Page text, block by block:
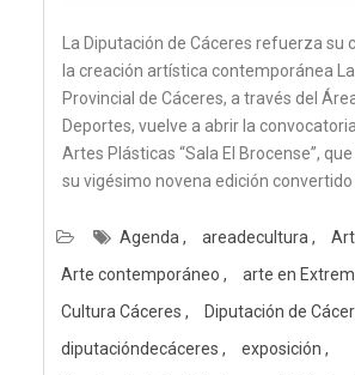
La Diputación de Cáceres refuerza su
la creación artística contemporánea
Provincial de Cáceres, a través del
Deportes, vuelve a abrir la
Artes Plásticas “Sala El Brocense”,
su vigésimo novena edición convertido
Agenda areadecultura
Arte contemporáneo
arte en
Cultura Cáceres
Diputación de
diputacióndecáceres
exposición